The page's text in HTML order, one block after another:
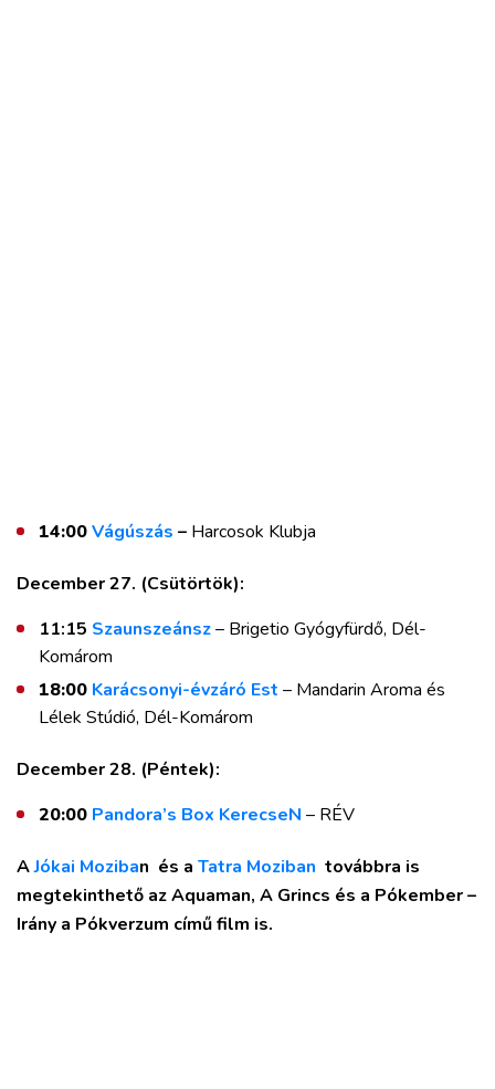
14:00Vágúszás – Harcosok Klubja
December 27. (Csütörtök):
11:15 Szaunszeánsz– Brigetio Gyógyfürdő, Dél-
Komárom
18:00 Karácsonyi-évzáró Est – Mandarin Aroma és
Lélek Stúdió, Dél-Komárom
December 28. (Péntek):
20:00 Pandora’s Box KerecseN – RÉV
AJókai Moziban és a Tatra Moziban továbbra is
megtekinthető az Aquaman, A Grincs és a Pókember –
Irány a Pókverzum című film is.